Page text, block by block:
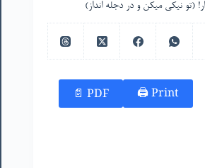
(تو نیکی میکن و در دجله انداز)
Print 🖨
PDF 📄